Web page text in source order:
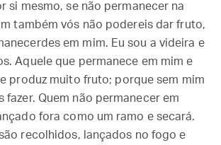
si mesmo, se não permanecer na
também vós não podereis dar fruto,
em mim. Eu sou a videira e
Aquele que permanece em mim e
produz muito fruto; porque sem mim
fazer. Quem não permanecer em
fora como um ramo e secará.
são recolhidos, lançados no fogo e